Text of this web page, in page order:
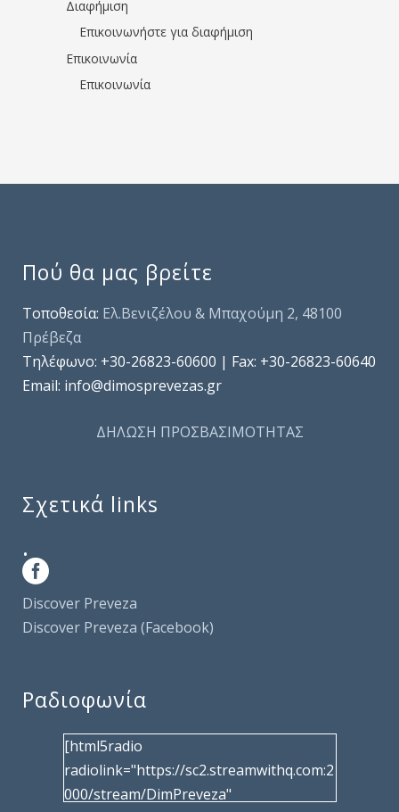
Διαφήμιση
Επικοινωνήστε για διαφήμιση
Επικοινωνία
Επικοινωνία
Πού θα μας βρείτε
Τοποθεσία: Ελ.Βενιζέλου & Μπαχούμη 2, 48100
Πρέβεζα
Τηλέφωνo: +30-26823-60600 | Fax: +30-26823-60640
Email: info@dimosprevezas.gr
ΔΗΛΩΣΗ ΠΡΟΣΒΑΣΙΜΟΤΗΤΑΣ
Σχετικά links
.
Discover Preveza
Discover Preveza (Facebook)
Ραδιοφωνία
[html5radio
radiolink="https://sc2.streamwithq.com:2
000/stream/DimPreveza"